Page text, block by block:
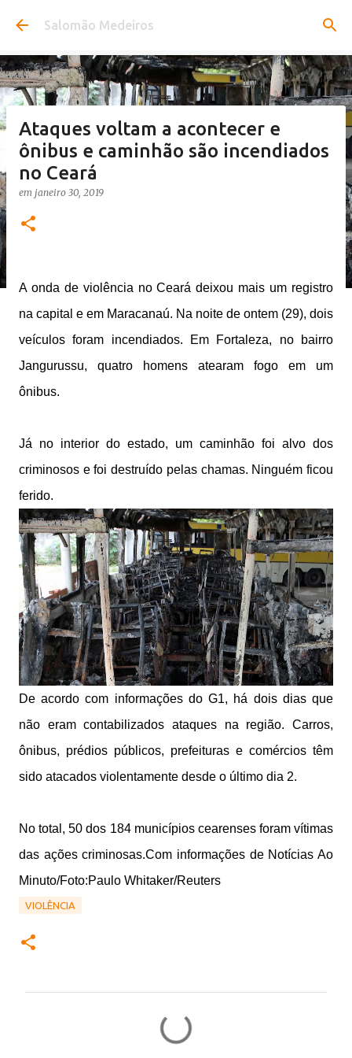
Pular para o conteúdo principal
Salomão Medeiros
Ataques voltam a acontecer e
ônibus e caminhão são incendiados
no Ceará
em janeiro 30, 2019
A onda de violência no Ceará deixou mais um registro
na capital e em Maracanaú. Na noite de ontem (29), dois
veículos foram incendiados. Em Fortaleza, no bairro
Jangurussu, quatro homens atearam fogo em um
ônibus.
Já no interior do estado, um caminhão foi alvo dos
criminosos e foi destruído pelas chamas. Ninguém ficou
ferido.
De acordo com informações do G1, há dois dias que
não eram contabilizados ataques na região. Carros,
ônibus, prédios públicos, prefeituras e comércios têm
sido atacados violentamente desde o último dia 2.
No total, 50 dos 184 municípios cearenses foram vítimas
das ações criminosas.Com informações de Notícias Ao
Minuto/Foto:Paulo Whitaker/Reuters
VIOLÊNCIA